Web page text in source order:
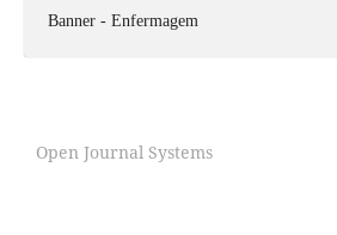
Banner - Enfermagem
Open Journal Systems